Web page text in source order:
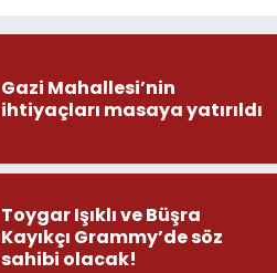
Gazi Mahallesi’nin
ihtiyaçları masaya yatırıldı
Toygar Işıklı ve Büşra
Kayıkçı Grammy’de söz
sahibi olacak!